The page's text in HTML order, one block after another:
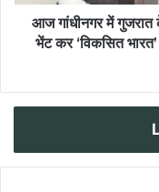
आज गांधीनगर में
भेंट कर ‘विकसित